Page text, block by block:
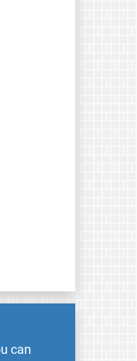
can